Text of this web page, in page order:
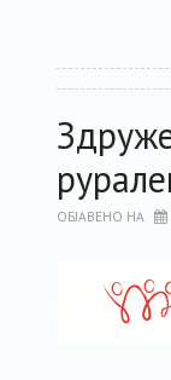
ОБЈАВЕНО НА